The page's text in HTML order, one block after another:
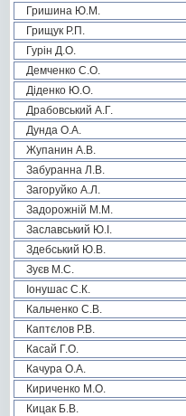
Гришина Ю.М.
Грищук Р.П.
Гурін Д.О.
Демченко С.О.
Діденко Ю.О.
Драбовський А.Г.
Дунда О.А.
Жупанин А.В.
Забуранна Л.В.
Загоруйко А.Л.
Задорожній М.М.
Заславський Ю.І.
Здебський Ю.В.
Зуєв М.С.
Іонушас С.К.
Кальченко С.В.
Каптєлов Р.В.
Касай Г.О.
Качура О.А.
Кириченко М.О.
Кицак Б.В.